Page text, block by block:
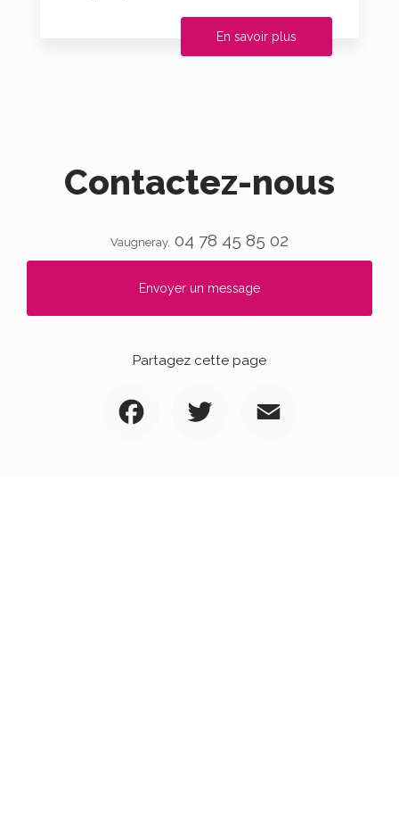
En savoir plus
Contactez-nous
Vaugneray. 04 78 45 85 02
Envoyer un message
Partagez cette page